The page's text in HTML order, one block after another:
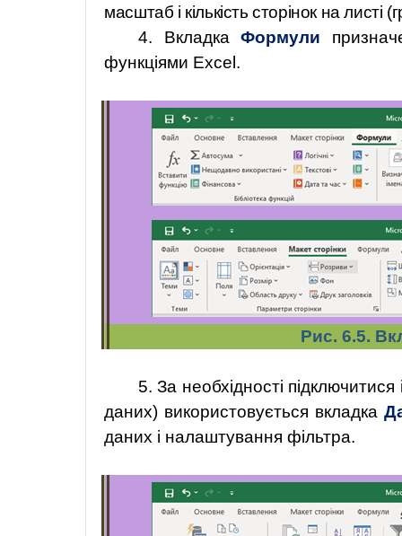
масштаб і кількість сторінок на листі
4. ВкладкаФормули
функціями Excel.
Рис. 6.5.
5. За необхідності
даних) використовується вкладка
даних і налаштування фільтра.